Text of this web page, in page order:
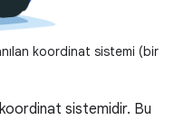
koordinat sistemi (bir
sistemidir. Bu